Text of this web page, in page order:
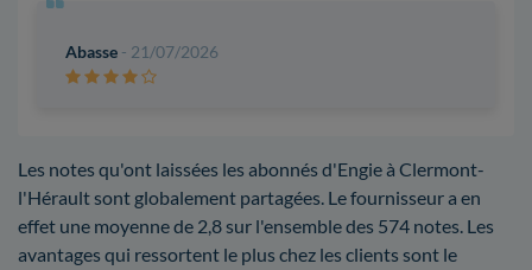
Abasse - 21/07/2026
Les notes qu'ont laissées les abonnés d'Engie à Clermont-
l'Hérault sont globalement partagées. Le fournisseur a en
effet une moyenne de 2,8 sur l'ensemble des 574 notes. Les
avantages qui ressortent le plus chez les clients sont le